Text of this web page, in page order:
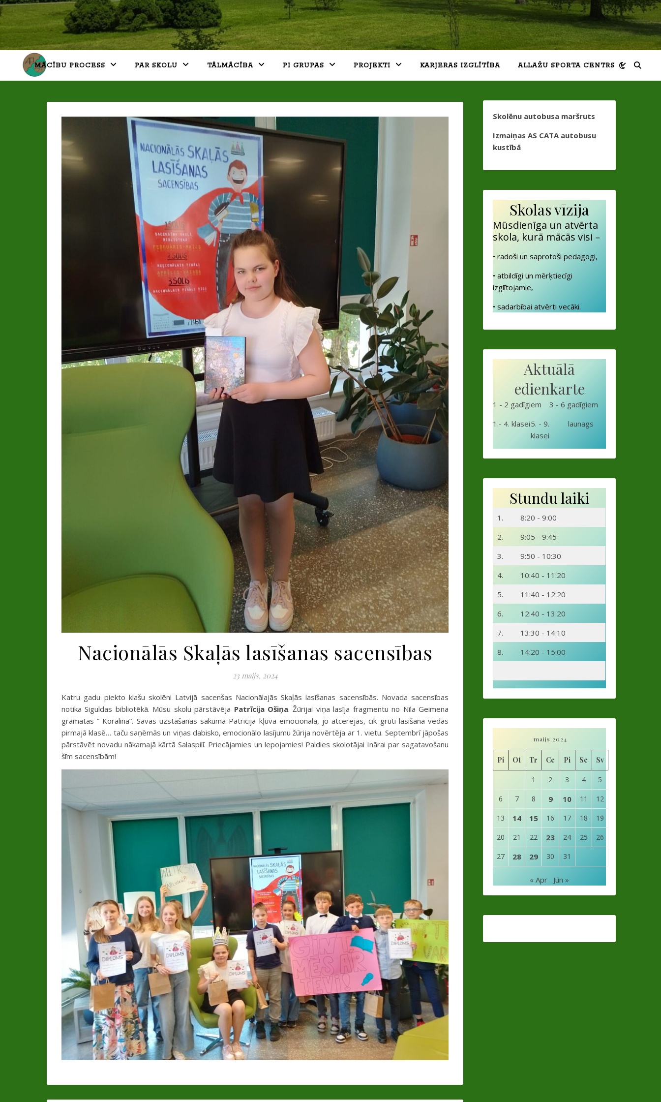
MĀCĪBU PROCESS PAR SKOLU TĀLMĀCĪBA PI GRUPAS PROJEKTI KARJERAS IZGLĪTĪBA ALLAŽU SPORTA CENTRS
Nacionālās Skaļās lasīšanas sacensības
23 maijs, 2024
Katru gadu piekto klašu skolēni Latvijā sacenšas Nacionālajās Skaļās lasīšanas sacensībās. Novada sacensības
notika Siguldas bibliotēkā. Mūsu skolu pārstāvēja Patrīcija Ošiņa. Žūrijai viņa lasīja fragmentu no Nīla Geimena
grāmatas ” Koralīna”. Savas uzstāšanās sākumā Patrīcija kļuva emocionāla, jo atcerējās, cik grūti lasīšana vedās
pirmajā klasē… taču saņēmās un viņas dabisko, emocionālo lasījumu žūrija novērtēja ar 1. vietu. Septembrī jāpošas
pārstāvēt novadu nākamajā kārtā Salaspilī. Priecājamies un lepojamies! Paldies skolotājai Inārai par sagatavošanu
šīm sacensībām!
Skolēnu autobusa maršruts
Izmaiņas AS CATA autobusu
kustībā
Skolas vīzija
Mūsdienīga un atvērta
skola, kurā mācās visi –
• radoši un saprotoši pedagogi,
• atbildīgi un mērķtiecīgi
izglītojamie,
• sadarbībai atvērti vecāki.
Aktuālā
ēdienkarte
1 - 2 gadīgiem
3 - 6 gadīgiem
1.- 4. klasei5. - 9.
klasei
launags
Stundu laiki
1.
8:20 - 9:00
2.
9:05 - 9:45
3.
9:50 - 10:30
4.
10:40 - 11:20
5.
11:40 - 12:20
6.
12:40 - 13:20
7.
13:30 - 14:10
8.
14:20 - 15:00
maijs 2024
Pi Ot Tr Ce Pi Se Sv
1 2 3 4 5
6 7 8 9 10 11 12
13 14 15 16 17 18 19
20 21 22 23 24 25 26
27 28 29 30 31
« Apr Jūn »